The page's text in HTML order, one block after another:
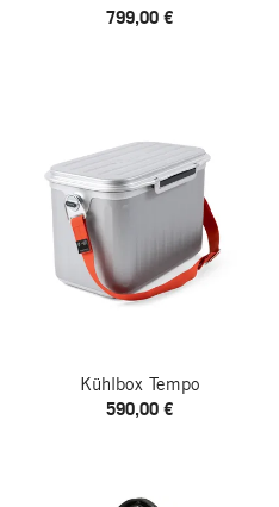
799,00 €
Kühlbox Tempo
590,00 €